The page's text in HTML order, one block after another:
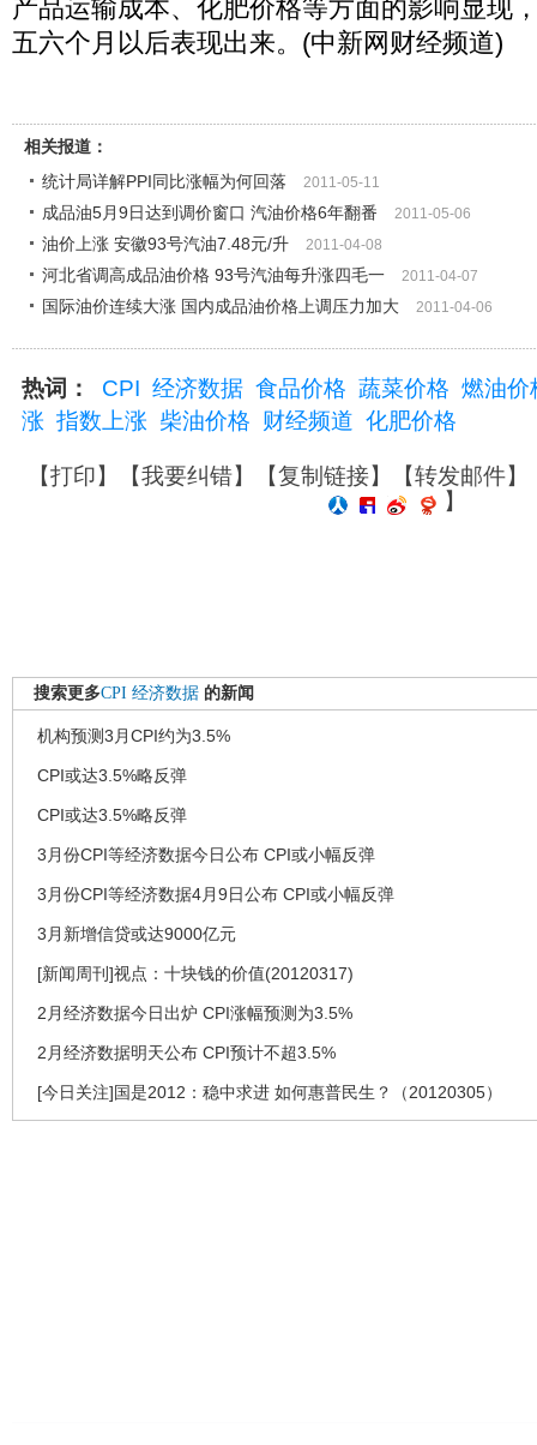
产品运输成本、化肥价格等方面的影响显现
五六个月以后表现出来。(中新网财经频道)
相关报道：
统计局详解PPI同比涨幅为何回落
2011-05-11
成品油5月9日达到调价窗口 汽油价格6年翻番 2011-05-06
油价上涨 安徽93号汽油7.48元/升 2011-04-08
河北省调高成品油价格 93号汽油每升涨四毛一 2011-04-07
国际油价连续大涨 国内成品油价格上调压力加大 2011-04-06
热词： CPI 经济数据 食品价格 蔬菜价格 燃油价
涨 指数上涨 柴油价格 财经频道 化肥价格
【打印】【我要纠错】【复制链接】【转发邮件】
】
搜索更多CPI 经济数据 的新闻
机构预测3月CPI约为3.5%
CPI或达3.5%略反弹
CPI或达3.5%略反弹
3月份CPI等经济数据今日公布 CPI或小幅反弹
3月份CPI等经济数据4月9日公布 CPI或小幅反弹
3月新增信贷或达9000亿元
[新闻周刊]视点：十块钱的价值(20120317)
2月经济数据今日出炉 CPI涨幅预测为3.5%
2月经济数据明天公布 CPI预计不超3.5%
[今日关注]国是2012：稳中求进 如何惠普民生？（20120305）